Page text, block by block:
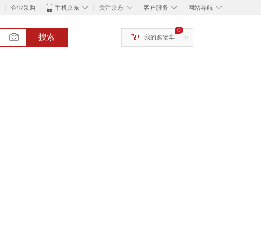
企业采购 ◇
手机京东 ◇
关注京东 ◇
客户服务 ◇
网站导航
搜索 >
0
我的购物车